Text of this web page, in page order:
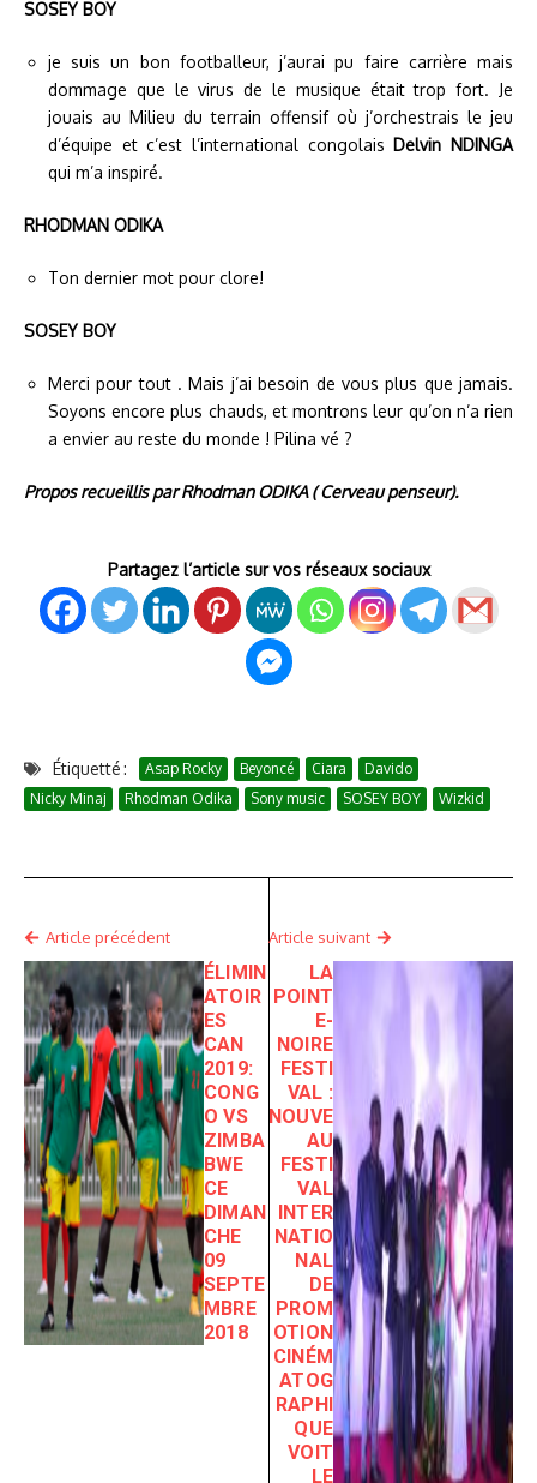
SOSEY BOY
je suis un bon footballeur, j’aurai pu faire carrière mais
dommage que le virus de le musique était trop fort. Je
jouais au Milieu du terrain offensif où j’orchestrais le jeu
d’équipe et c’est l’international congolais Delvin NDINGA
qui m’a inspiré.
RHODMAN ODIKA
Ton dernier mot pour clore!
SOSEY BOY
Merci pour tout . Mais j’ai besoin de vous plus que jamais.
Soyons encore plus chauds, et montrons leur qu’on n’a rien
a envier au reste du monde ! Pilina vé ?
Propos recueillis par Rhodman ODIKA ( Cerveau penseur).
Partagez l’article sur vos réseaux sociaux
Étiquetté : Asap Rocky Beyoncé Ciara
Davido
Nicky Minaj
Rhodman Odika Sony music SOSEY BOY Wizkid
Article précédent
ÉLIMIN
ATOIR
ES
CAN
2019:
CONG
O VS
ZIMBA
BWE
CE
DIMAN
CHE
09
SEPTE
MBRE
2018
Article suivant
LA
POINT
E-
NOIRE
FESTI
VAL :
NOUVE
AU
FESTI
VAL
INTER
NATIO
NAL
DE
PROM
OTION
CINÉM
ATOG
RAPHI
QUE
VOIT
LE